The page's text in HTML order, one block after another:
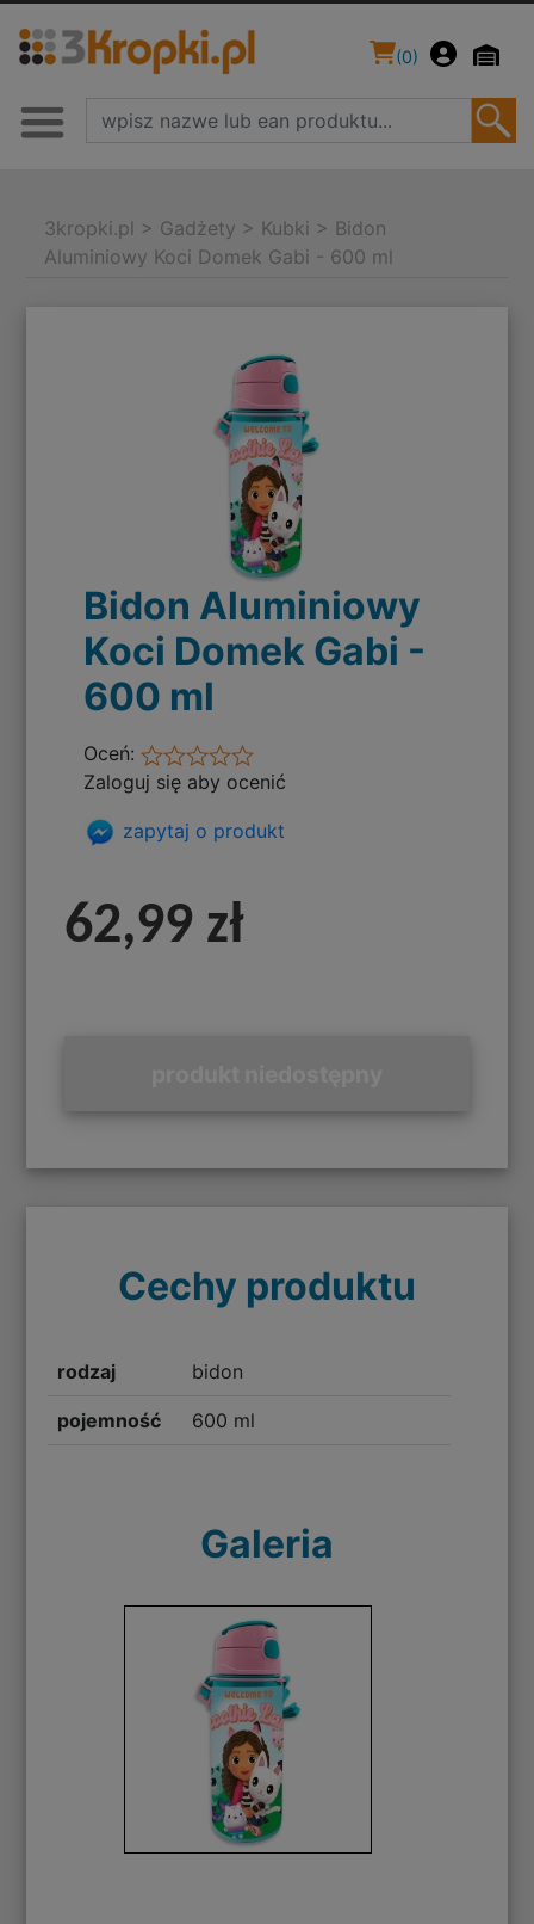
(0)
3kropki.pl > Gadżety > Kubki > Bidon
Aluminiowy Koci Domek Gabi - 600 ml
Bidon Aluminiowy
Koci Domek Gabi -
600 ml
Oceń:
Zaloguj się aby ocenić
zapytaj o produkt
62,99 zł
Cechy produktu
rodzaj bidon
pojemność 600 ml
Galeria